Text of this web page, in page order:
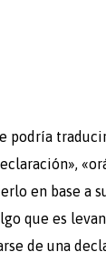
en base a
que es
de una